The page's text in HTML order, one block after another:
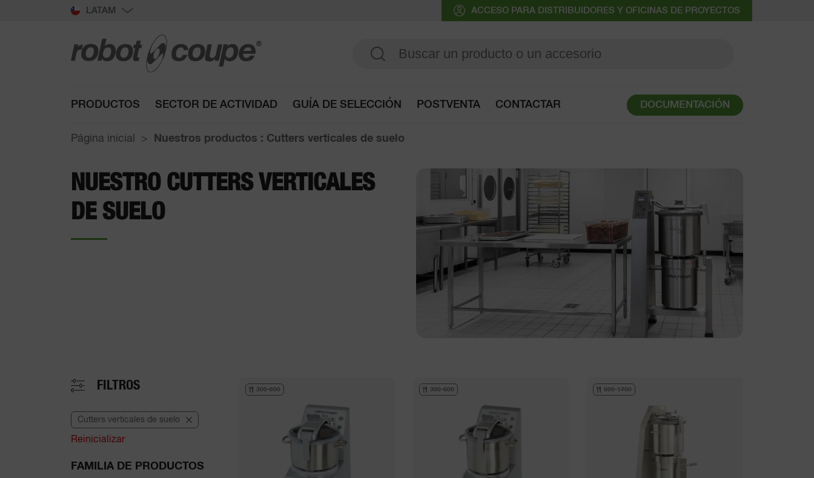
LATAM ACCESO PARA DISTRIBUIDORES Y OFICINAS DE PROYECTOS
PRODUCTOS SECTOR DE ACTIVIDAD GUÍA DE SELECCIÓN POSTVENTA CONTACTAR DOCUMENTACIÓN
Página inicial Nuestros productos : Cutters verticales de suelo
NUESTRO CUTTERS VERTICALES
DE SUELO
FILTROS
Cutters verticales de suelo
Reinicializar
FAMILIA DE PRODUCTOS
300-600 300-600 600-1200
Acceder a la guía de selección